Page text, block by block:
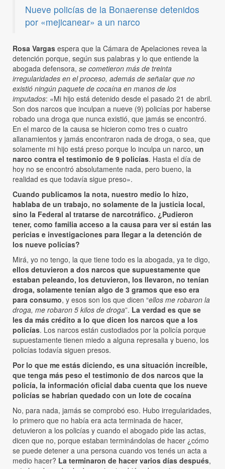
Nueve policías de la Bonaerense detenidos
por «mejicanear» a un narco
Rosa Vargas espera que la Cámara de Apelaciones revea la
detención porque, según sus palabras y lo que entiende la
abogada defensora, se cometieron más de treinta
irregularidades en el proceso, además de señalar que no
existió ningún paquete de cocaína en manos de los
imputados: «Mi hijo está detenido desde el pasado 21 de abril.
Son dos narcos que inculpan a nueve (9) policías por haberse
robado una droga que nunca existió, que jamás se encontró.
En el marco de la causa se hicieron como tres o cuatro
allanamientos y jamás encontraron nada de droga, o sea, que
solamente mi hijo está preso porque lo inculpa un narco, un
narco contra el testimonio de 9 policías. Hasta el día de
hoy no se encontró absolutamente nada, pero bueno, la
realidad es que todavía sigue preso».
Cuando publicamos la nota, nuestro medio lo hizo,
hablaba de un trabajo, no solamente de la justicia local,
sino la Federal al tratarse de narcotráfico. ¿Pudieron
tener, como familia acceso a la causa para ver si están las
pericias e investigaciones para llegar a la detención de
los nueve policías?
Mirá, yo no tengo, la que tiene todo es la abogada, ya te digo,
ellos detuvieron a dos narcos que supuestamente que
estaban peleando, los detuvieron, los llevaron, no tenían
droga, solamente tenían algo de 3 gramos que eso era
para consumo, y esos son los que dicen “ellos me robaron la
droga, me robaron 5 kilos de droga”. La verdad es que se
les da más crédito a lo que dicen los narcos que a los
policías. Los narcos están custodiados por la policía porque
supuestamente tienen miedo a alguna represalia y bueno, los
policías todavía siguen presos.
Por lo que me estás diciendo, es una situación increíble,
que tenga más peso el testimonio de dos narcos que la
policía, la información oficial daba cuenta que los nueve
policías se habrían quedado con un lote de cocaína
No, para nada, jamás se comprobó eso. Hubo irregularidades,
lo primero que no había era acta terminada de hacer,
detuvieron a los policías y cuando el abogado pide las actas,
dicen que no, porque estaban terminándolas de hacer ¿cómo
se puede detener a una persona cuando vos tenés un acta a
medio hacer? La terminaron de hacer varios días después,